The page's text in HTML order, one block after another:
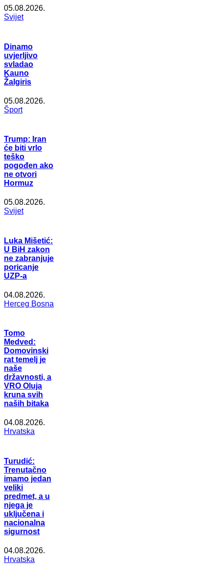
05.08.2026.
Svijet
Dinamo
uvjerljivo
svladao
Kauno
Žalgiris
05.08.2026.
Šport
Trump: Iran
će biti vrlo
teško
pogođen ako
ne otvori
Hormuz
05.08.2026.
Svijet
Luka Mišetić:
U BiH zakon
ne zabranjuje
poricanje
UZP-a
04.08.2026.
Herceg Bosna
Tomo
Medved:
Domovinski
rat temelj je
naše
državnosti, a
VRO Oluja
kruna svih
naših bitaka
04.08.2026.
Hrvatska
Turudić:
Trenutačno
imamo jedan
veliki
predmet, a u
njega je
uključena i
nacionalna
sigurnost
04.08.2026.
Hrvatska